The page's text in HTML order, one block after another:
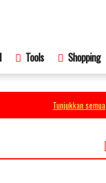
Tools Shopping
Tunjukkan semua